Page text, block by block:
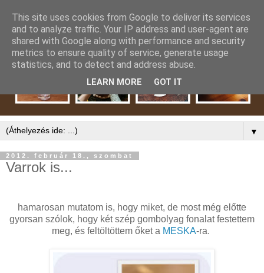
▼
2012. február 18., szombat
Varrok is...
hamarosan mutatom is, hogy miket, de most még előtte
gyorsan szólok, hogy két szép gombolyag fonalat festettem
meg, és feltöltöttem őket a MESKA-ra.
This site uses cookies from Google to deliver its services
and to analyze traffic. Your IP address and user-agent are
shared with Google along with performance and security
metrics to ensure quality of service, generate usage
statistics, and to detect and address abuse.
LEARN MORE GOT IT